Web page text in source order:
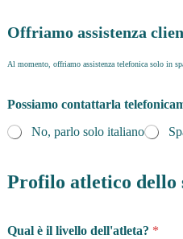
Offriamo assistenza
Al momento, offriamo assistenza telefonica solo in
Possiamo contattarla
No, parlo solo italiano
Profilo atletico dello
Qual è il livello dell'atleta? *